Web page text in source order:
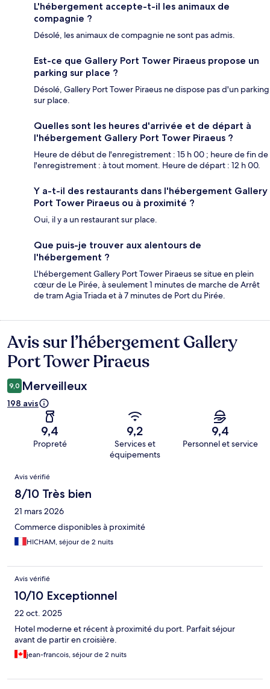
L'hébergement accepte-t-il les animaux de
compagnie ?
Désolé, les animaux de compagnie ne sont pas admis.
Est-ce que Gallery Port Tower Piraeus propose un
parking sur place ?
Désolé, Gallery Port Tower Piraeus ne dispose pas d'un parking
sur place.
Quelles sont les heures d'arrivée et de départ à
l'hébergement Gallery Port Tower Piraeus ?
Heure de début de l'enregistrement : 15 h 00 ; heure de fin de
l'enregistrement : à tout moment. Heure de départ : 12 h 00.
Y a-t-il des restaurants dans l'hébergement Gallery
Port Tower Piraeus ou à proximité ?
Oui, il y a un restaurant sur place.
Que puis-je trouver aux alentours de
l'hébergement ?
L'hébergement Gallery Port Tower Piraeus se situe en plein
cœur de Le Pirée, à seulement 1 minutes de marche de Arrêt
de tram Agia Triada et à 7 minutes de Port du Pirée.
Avis
Avis sur l’hébergement Gallery
Port Tower Piraeus
9,0 Merveilleux
198 avis
9,4
Propreté
9,2
Services et
équipements
9,4
Personnel et service
Avis
Avis vérifié
8/10 Très bien
21 mars 2026
Commerce disponibles à proximité
HICHAM, séjour de 2 nuits
Avis vérifié
10/10 Exceptionnel
22 oct. 2025
Hotel moderne et récent à proximité du port. Parfait séjour
avant de partir en croisière.
jean-francois, séjour de 2 nuits